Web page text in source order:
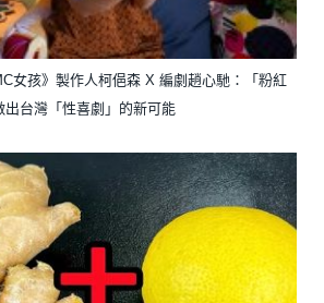
女孩》製作人柯俋森 X 編劇趙心馳：「粉紅
出台灣「性喜劇」的新可能